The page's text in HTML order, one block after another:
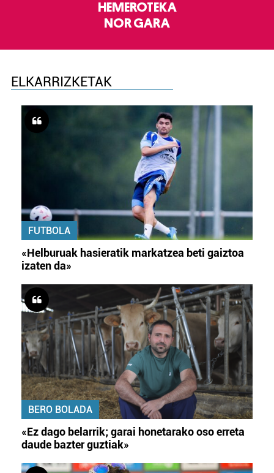
HEMEROTEKA
NOR GARA
ELKARRIZKETAK
FUTBOLA
«Helburuak hasieratik markatzea beti gaiztoa
izaten da»
BERO BOLADA
«Ez dago belarrik; garai honetarako oso erreta
daude bazter guztiak»